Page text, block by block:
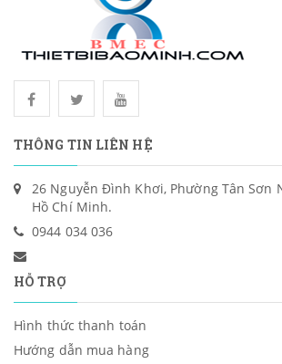
THÔNG TIN LIÊN HỆ
26 Nguyễn Đình Khơi, Phường Tân Sơn
Hồ Chí Minh.
0944 034 036
HỖ TRỢ
Hình thức thanh toán
Hướng dẫn mua hàng